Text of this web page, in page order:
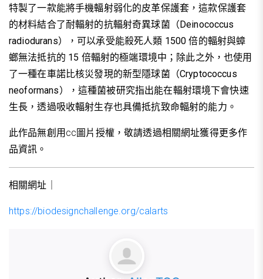
特製了一款能將手機輻射弱化的皮革保護套，這款保護套
的材料結合了耐輻射的抗輻射奇異球菌（Deinococcus
radiodurans），可以承受能殺死人類 1500 倍的輻射與蟑
螂無法抵抗的 15 倍輻射的極端環境中；除此之外，也使用
了一種在車諾比核災發現的新型隱球菌（Cryptococcus
neoformans），這種菌被研究指出能在輻射環境下會快速
生長，透過吸收輻射生存也具備抵抗致命輻射的能力。
此作品無創用cc圖片授權，敬請透過相關網址獲得更多作
品資訊。
相關網址｜
https://biodesignchallenge.org/calarts